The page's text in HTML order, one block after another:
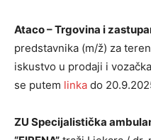
Ataco – Trgovina i
predstavnika (m/ž) za
iskustvo u prodaji i
se putem linka do
ZU Specijalistička